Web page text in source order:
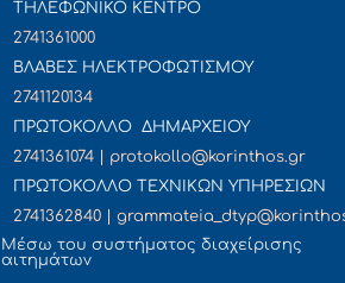
ΤΗΛΕΦΩΝΙΚΟ ΚΕΝΤΡΟ
2741361000
ΒΛΑΒΕΣ ΗΛΕΚΤΡΟΦΩΤΙΣΜΟΥ
2741120134
ΠΡΩΤΟΚΟΛΛΟ ΔΗΜΑΡΧΕΙΟΥ
2741361074 | protokollo@korinthos.gr
ΠΡΩΤΟΚΟΛΛΟ ΤΕΧΝΙΚΩΝ ΥΠΗΡΕΣΙΩΝ
2741362840 |
Mέσω του συστήματος διαχείρισης
αιτημάτων